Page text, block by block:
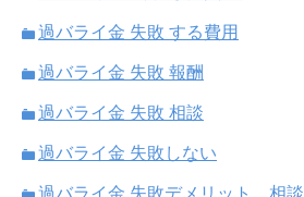
過バライ金 失敗 する費用
過バライ金 失敗 報酬
過バライ金 失敗 相談
過バライ金 失敗しない
過バライ金 失敗デメリット 相談